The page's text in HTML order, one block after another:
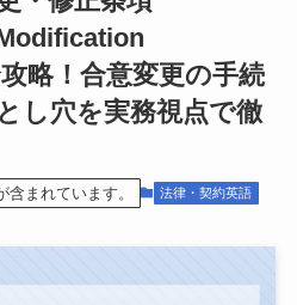
略！合意変更の手続
し穴を実務視点で徹
まれています。 法律・契約英語